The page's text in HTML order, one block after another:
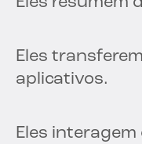
Eles
aplicativos.
Eles interagem